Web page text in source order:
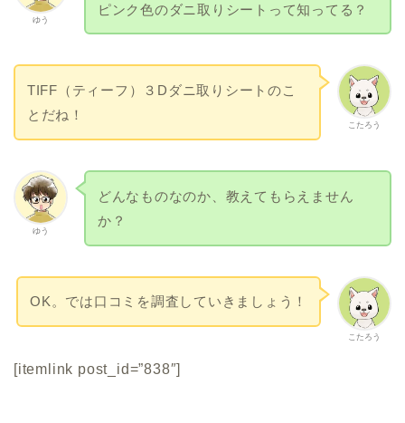
ゆう
ピンク色のダニ取りシートって知ってる？
こたろう
TIFF（ティーフ）３Dダニ取りシートのこ
とだね！
ゆう
どんなものなのか、教えてもらえません
か？
こたろう
OK。では口コミを調査していきましょう！
[itemlink post_id=”838″]